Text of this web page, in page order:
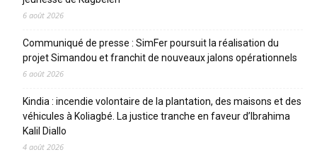
6 août 2026
Communiqué de presse : SimFer poursuit la réalisation du
projet Simandou et franchit de nouveaux jalons opérationnels
6 août 2026
Kindia : incendie volontaire de la plantation, des maisons et des
véhicules à Koliagbé. La justice tranche en faveur d’Ibrahima
Kalil Diallo
4 août 2026